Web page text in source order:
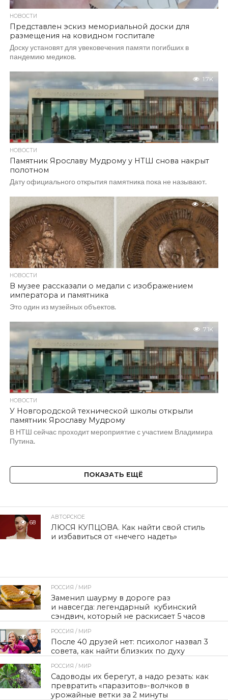
НОВОСТИ
Представлен эскиз мемориальной доски для
размещения на ковидном госпитале
Доску установят для увековечения памяти погибших в
пандемию медиков.
1.7K
НОВОСТИ
Памятник Ярославу Мудрому у НТШ снова накрыт
полотном
Дату официального открытия памятника пока не называют.
2.3K
НОВОСТИ
В музее рассказали о медали с изображением
императора и памятника
Это один из музейных объектов.
7.1K
НОВОСТИ
У Новгородской технической школы открыли
памятник Ярославу Мудрому
В НТШ сейчас проходит мероприятие с участием Владимира
Путина.
ПОКАЗАТЬ ЕЩЁ
68
АВТОРСКОЕ
ЛЮСЯ КУПЦОВА. Как найти свой стиль
и избавиться от «нечего надеть»
72
РОССИЯ / МИР
Заменил шаурму в дороге раз
и навсегда: легендарный кубинский
сэндвич, который не раскисает 5 часов
39
РОССИЯ / МИР
После 40 друзей нет: психолог назвал 3
совета, как найти близких по духу
49
РОССИЯ / МИР
Садоводы их берегут, а надо резать: как
превратить «паразитов»-волчков в
урожайные ветки за 2 минуты